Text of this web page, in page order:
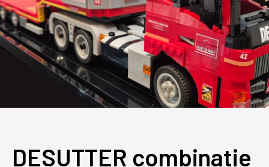
DESUTTER combinatie